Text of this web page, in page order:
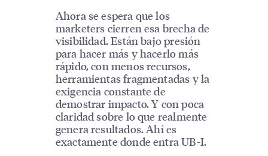
Ahora se espera que los
marketers cierren esa brecha de
visibilidad. Están bajo presión
para hacer más y hacerlo más
rápido, con menos recursos,
herramientas fragmentadas y la
exigencia constante de
demostrar impacto. Y con poca
claridad sobre lo que realmente
genera resultados. Ahí es
exactamente donde entra UB-I.